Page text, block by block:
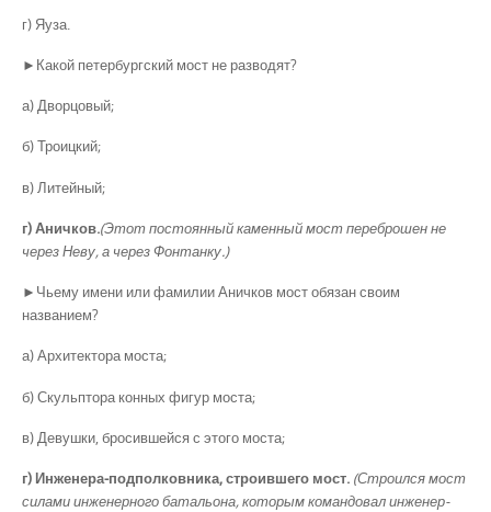
г) Яуза.
►Какой петербургский мост не разводят?
а) Дворцовый;
б) Троицкий;
в) Литейный;
г) Аничков.(Этот постоянный каменный мост переброшен не
через Неву, а через Фонтанку.)
►Чьему имени или фамилии Аничков мост обязан своим
названием?
а) Архитектора моста;
б) Скульптора конных фигур моста;
в) Девушки, бросившейся с этого моста;
г) Инженера-подполковника, строившего мост. (Строился мост
силами инженерного батальона, которым командовал инженер-